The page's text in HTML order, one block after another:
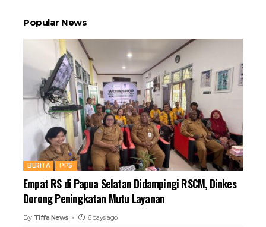
Popular News
BERITA PPS
Empat RS di Papua Selatan Didampingi RSCM, Dinkes
Dorong Peningkatan Mutu Layanan
By Tiffa News 6 days ago